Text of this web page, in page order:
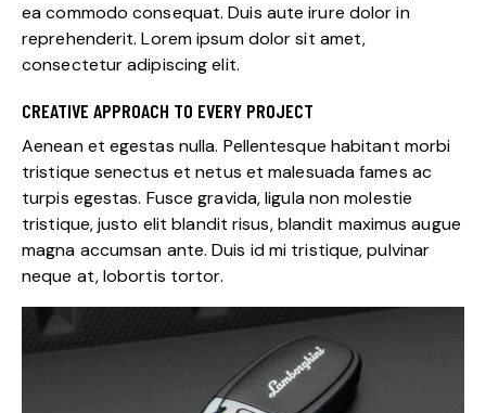
ea commodo consequat. Duis aute irure dolor in
reprehenderit. Lorem ipsum dolor sit amet,
consectetur adipiscing elit.
CREATIVE APPROACH TO EVERY PROJECT
Aenean et egestas nulla. Pellentesque habitant morbi
tristique senectus et netus et malesuada fames ac
turpis egestas. Fusce gravida, ligula non molestie
tristique, justo elit blandit risus, blandit maximus augue
magna accumsan ante. Duis id mi tristique, pulvinar
neque at, lobortis tortor.